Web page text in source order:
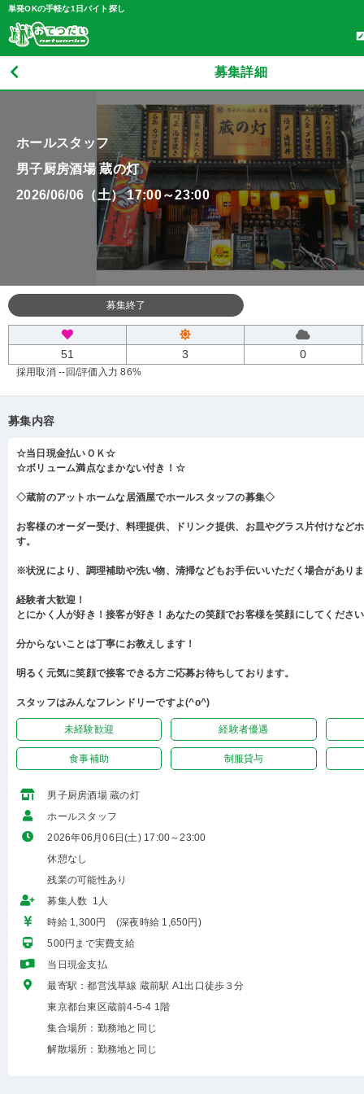
単発OKの手軽な1日バイト探し
募集詳細
ホールスタッフ
男子厨房酒場 蔵の灯
2026/06/06（土） 17:00～23:00
募集終了
51 3 0
採用取消 --回/評価入力 86%
募集内容
☆当日現金払いＯＫ☆
☆ボリューム満点なまかない付き！☆
◇蔵前のアットホームな居酒屋でホールスタッフの募集◇
お客様のオーダー受け、料理提供、ドリンク提供、お皿やグラス片付けなど
す。
※状況により、調理補助や洗い物、清掃などもお手伝いいただく場合があり
経験者大歓迎！
とにかく人が好き！接客が好き！あなたの笑顔でお客様を笑顔にしてくださ
分からないことは丁寧にお教えします！
明るく元気に笑顔で接客できる方ご応募お待ちしております。
スタッフはみんなフレンドリーですよ(^o^)
未経験歓迎 経験者優遇
食事補助 制服貸与
男子厨房酒場 蔵の灯
ホールスタッフ
2026年06月06日(土) 17:00～23:00
休憩なし
残業の可能性あり
募集人数 1人
時給 1,300円 (深夜時給 1,650円)
500円まで実費支給
当日現金支払
最寄駅：都営浅草線 蔵前駅 A1出口徒歩３分
東京都台東区蔵前4-5-4 1階
集合場所：勤務地と同じ
解散場所：勤務地と同じ